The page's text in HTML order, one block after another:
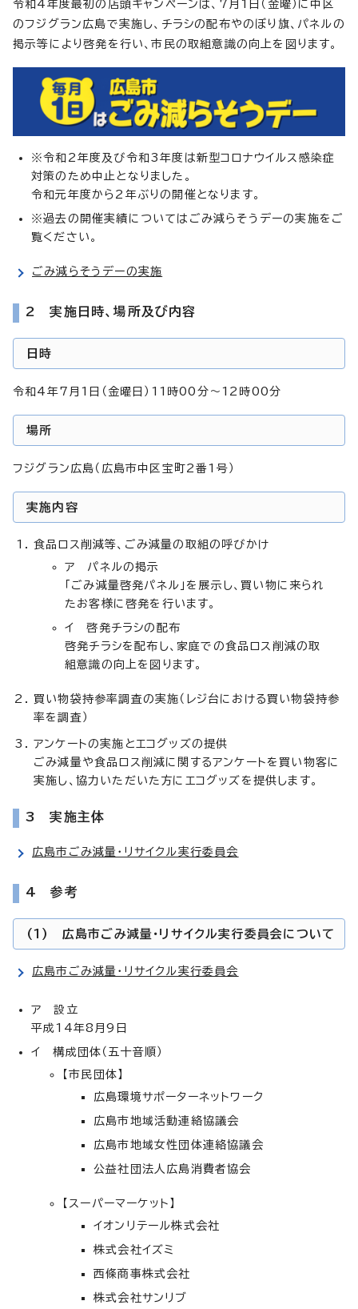
令和4年度最初の店頭キャンペーンは、7月1日（金曜）に中区
のフジグラン広島で実施し、チラシの配布やのぼり旗、パネルの
掲示等により啓発を行い、市民の取組意識の向上を図ります。
※令和2年度及び令和3年度は新型コロナウイルス感染症
対策のため中止となりました。
令和元年度から2年ぶりの開催となります。
※過去の開催実績についてはごみ減らそうデーの実施をご
覧ください。
ごみ減らそうデーの実施
2 実施日時、場所及び内容
日時
令和4年7月1日（金曜日）11時00分～12時00分
場所
フジグラン広島（広島市中区宝町2番1号）
実施内容
食品ロス削減等、ごみ減量の取組の呼びかけ
ア パネルの掲示
「ごみ減量啓発パネル」を展示し、買い物に来られ
たお客様に啓発を行います。
イ 啓発チラシの配布
啓発チラシを配布し、家庭での食品ロス削減の取
組意識の向上を図ります。
買い物袋持参率調査の実施（レジ台における買い物袋持参
率を調査）
アンケートの実施とエコグッズの提供
ごみ減量や食品ロス削減に関するアンケートを買い物客に
実施し、協力いただいた方にエコグッズを提供します。
3 実施主体
広島市ごみ減量・リサイクル実行委員会
4 参考
(1) 広島市ごみ減量・リサイクル実行委員会について
広島市ごみ減量・リサイクル実行委員会
ア 設立
平成14年8月9日
イ 構成団体（五十音順）
【市民団体】
広島環境サポーターネットワーク
広島市地域活動連絡協議会
広島市地域女性団体連絡協議会
公益社団法人広島消費者協会
【スーパーマーケット】
イオンリテール株式会社
株式会社イズミ
西條商事株式会社
株式会社サンリブ